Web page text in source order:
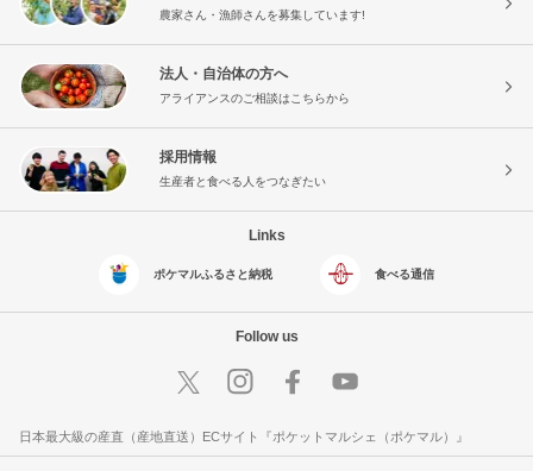
農家さん・漁師さんを募集しています!
法人・自治体の方へ
アライアンスのご相談はこちらから
採用情報
生産者と食べる人をつなぎたい
Links
ポケマルふるさと納税 食べる通信
Follow us
日本最大級の産直（産地直送）ECサイト『ポケットマルシェ（ポケマル）』